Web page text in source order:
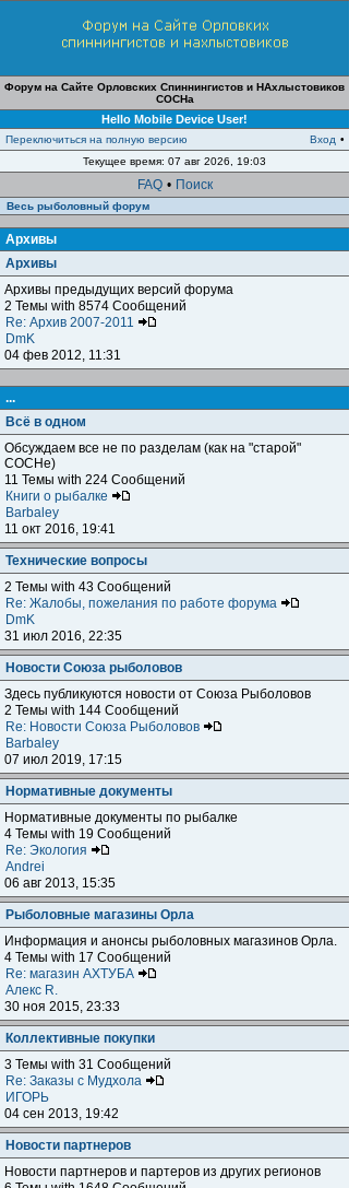
Форум на Сайте Орловских Спиннингистов и НАхлыстовиков
СОСНа
Hello Mobile Device User!
Переключиться на полную версию Вход •
Текущее время: 07 авг 2026, 19:03
FAQ • Поиск
Весь рыболовный форум
Архивы
Архивы
Архивы предыдущих версий форума
2 Темы with 8574 Сообщений
Re: Архив 2007-2011
DmK
04 фев 2012, 11:31
...
Всё в одном
Обсуждаем все не по разделам (как на "старой"
СОСНе)
11 Темы with 224 Сообщений
Книги о рыбалке
Barbaley
11 окт 2016, 19:41
Технические вопросы
2 Темы with 43 Сообщений
Re: Жалобы, пожелания по работе форума
DmK
31 июл 2016, 22:35
Новости Союза рыболовов
Здесь публикуются новости от Союза Рыболовов
2 Темы with 144 Сообщений
Re: Новости Союза Рыболовов
Barbaley
07 июл 2019, 17:15
Нормативные документы
Нормативные документы по рыбалке
4 Темы with 19 Сообщений
Re: Экология
Andrei
06 авг 2013, 15:35
Рыболовные магазины Орла
Информация и анонсы рыболовных магазинов Орла.
4 Темы with 17 Сообщений
Re: магазин АХТУБА
Алекс R.
30 ноя 2015, 23:33
Коллективные покупки
3 Темы with 31 Сообщений
Re: Заказы с Мудхола
ИГОРЬ
04 сен 2013, 19:42
Новости партнеров
Новости партнеров и партеров из других регионов